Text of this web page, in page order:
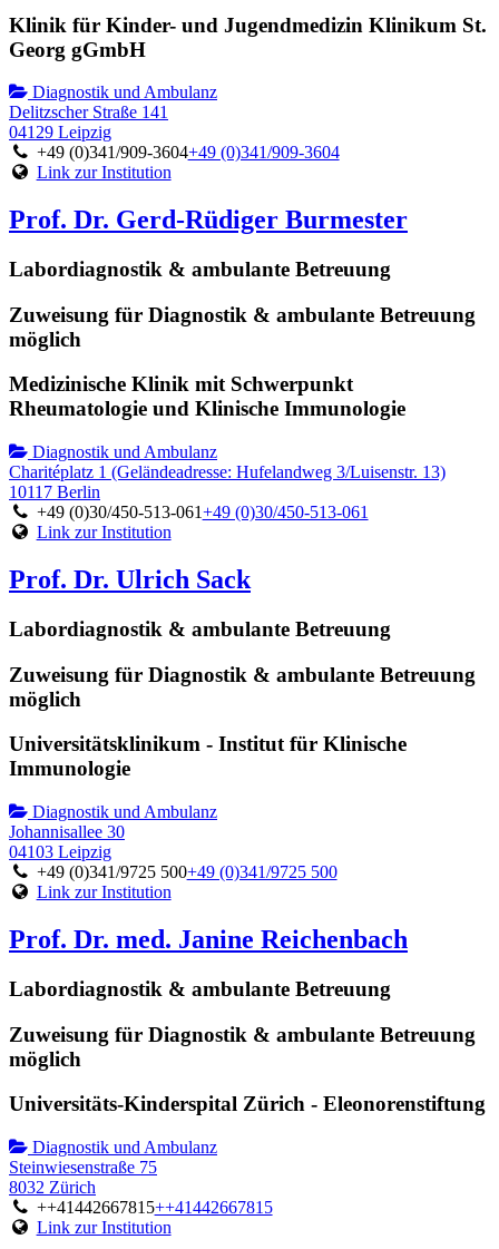
Klinik für Kinder- und Jugendmedizin Klinikum St.
Georg gGmbH
Diagnostik und Ambulanz
Delitzscher Straße 141
04129 Leipzig
+49 (0)341/909-3604+49 (0)341/909-3604
Link zur Institution
Prof. Dr. Gerd-Rüdiger Burmester
Labordiagnostik & ambulante Betreuung
Zuweisung für Diagnostik & ambulante Betreuung
möglich
Medizinische Klinik mit Schwerpunkt
Rheumatologie und Klinische Immunologie
Diagnostik und Ambulanz
Charitéplatz 1 (Geländeadresse: Hufelandweg 3/Luisenstr. 13)
10117 Berlin
+49 (0)30/450-513-061+49 (0)30/450-513-061
Link zur Institution
Prof. Dr. Ulrich Sack
Labordiagnostik & ambulante Betreuung
Zuweisung für Diagnostik & ambulante Betreuung
möglich
Universitätsklinikum - Institut für Klinische
Immunologie
Diagnostik und Ambulanz
Johannisallee 30
04103 Leipzig
+49 (0)341/9725 500+49 (0)341/9725 500
Link zur Institution
Prof. Dr. med. Janine Reichenbach
Labordiagnostik & ambulante Betreuung
Zuweisung für Diagnostik & ambulante Betreuung
möglich
Universitäts-Kinderspital Zürich - Eleonorenstiftung
Diagnostik und Ambulanz
Steinwiesenstraße 75
8032 Zürich
++41442667815++41442667815
Link zur Institution